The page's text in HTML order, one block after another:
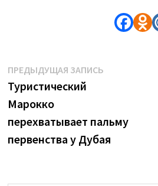
Навигация
по
записям
ПРЕДЫДУЩАЯ ЗАПИСЬПредыдущая
Туристический
Марокко
перехватывает пальму
первенства у Дубая